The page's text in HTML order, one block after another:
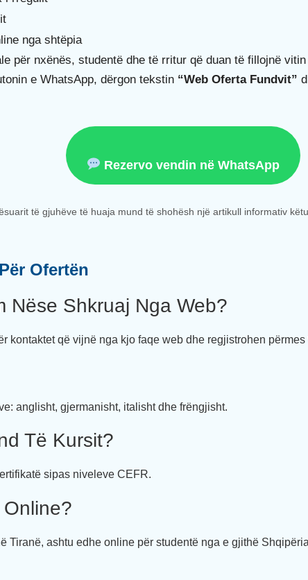
nga shtëpia
për nxënës, studentë dhe të rritur që duan të fillojnë
e WhatsApp, dërgon tekstin “Web Oferta Fundvit”
Rezervo vendin në WhatsApp
të gjuhëve të huaja mund të shohësh një artikull informativ këtu
Ofertën
Nëse Shkruaj Nga Web?
kontaktet që vijnë nga kjo faqe web dhe regjistrohen përmes
anglisht, gjermanisht, italisht dhe frëngjisht.
Të Kursit?
sipas niveleve CEFR.
Tiranë, ashtu edhe online për studentë nga e gjithë